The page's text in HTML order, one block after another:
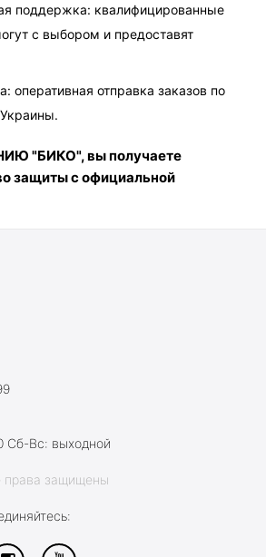
поддержка: квалифицированные
с выбором и предоставят
оперативная отправка заказов по
"БИКО", вы получаете
защиты с официальной
Сб-Вс: выходной
права защищены